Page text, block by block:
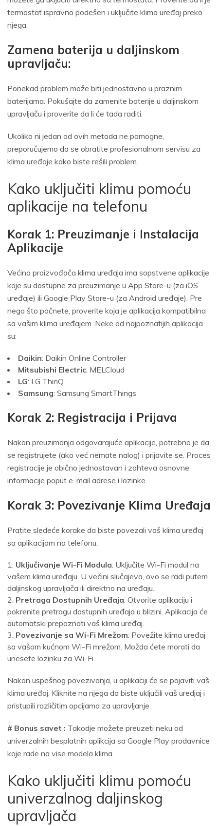
termostat ispravno podešen i uključite klima uređaj preko
njega.
Zamena baterija u daljinskom
upravljaču:
Ponekad problem može biti jednostavno u praznim
baterijama. Pokušajte da zamenite baterije u daljinskom
upravljaču i proverite da li će tada raditi.
Ukoliko ni jedan od ovih metoda ne pomogne,
preporučujemo da se obratite profesionalnom servisu za
klima uređaje kako biste rešili problem.
Kako uključiti klimu pomoću
aplikacije na telefonu
Korak 1: Preuzimanje i Instalacija
Aplikacije
Većina proizvođača klima uređaja ima sopstvene aplikacije
koje su dostupne za preuzimanje u App Store-u (za iOS
uređaje) ili Google Play Store-u (za Android uređaje). Pre
nego što počnete, proverite koja je aplikacija kompatibilna
sa vašim klima uređajem. Neke od najpoznatijih aplikacija
su:
Daikin: Daikin Online Controller
Mitsubishi Electric: MELCloud
LG: LG ThinQ
Samsung: Samsung SmartThings
Korak 2: Registracija i Prijava
Nakon preuzimanja odgovarajuće aplikacije, potrebno je da
se registrujete (ako već nemate nalog) i prijavite se. Proces
registracije je obično jednostavan i zahteva osnovne
informacije poput e-mail adrese i lozinke.
Korak 3: Povezivanje Klima Uređaja
Pratite sledeće korake da biste povezali vaš klima uređaj
sa aplikacijom na telefonu:
Uključivanje Wi-Fi Modula: Uključite Wi-Fi modul na
vašem klima uređaju. U većini slučajeva, ovo se radi putem
daljinskog upravljača ili direktno na uređaju.
Pretraga Dostupnih Uređaja: Otvorite aplikaciju i
pokrenite pretragu dostupnih uređaja u blizini. Aplikacija će
automatski prepoznati vaš klima uređaj.
Povezivanje sa Wi-Fi Mrežom: Povežite klima uređaj
sa vašom kućnom Wi-Fi mrežom. Možda ćete morati da
unesete lozinku za Wi-Fi.
Nakon uspešnog povezivanja, u aplikaciji će se pojaviti vaš
klima uređaj. Kliknite na njega da biste uključili vaš uredjaj i
pristupili različitim opcijama za upravljanje .
# Bonus savet : Takodje možete preuzeti neku od
univerzalnih besplatnih aplikcija sa Google Play prodavnice
koje rade na vise modela klima.
Kako uključiti klimu pomoću
univerzalnog daljinskog
upravljača